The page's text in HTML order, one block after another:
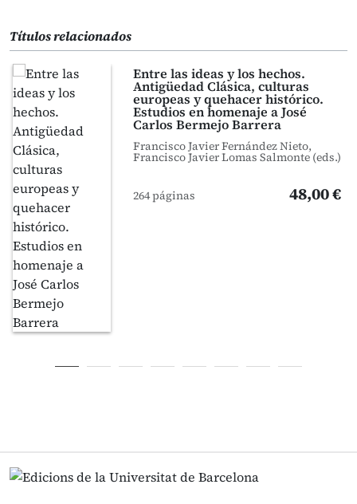
Títulos relacionados
Entre las ideas y los hechos.
Antigüedad Clásica, culturas
europeas y quehacer histórico.
Estudios en homenaje a José
Carlos Bermejo Barrera
Francisco Javier Fernández Nieto,
Francisco Javier Lomas Salmonte (eds.)
264 páginas 48,00 €